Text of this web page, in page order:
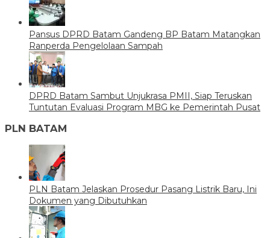
Pansus DPRD Batam Gandeng BP Batam Matangkan
Ranperda Pengelolaan Sampah
DPRD Batam Sambut Unjukrasa PMII, Siap Teruskan
Tuntutan Evaluasi Program MBG ke Pemerintah Pusat
PLN BATAM
PLN Batam Jelaskan Prosedur Pasang Listrik Baru, Ini
Dokumen yang Dibutuhkan